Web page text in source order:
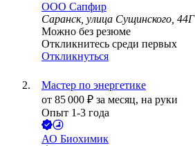
ООО Сапфир
Саранск, улица Сущинского, 44Г
Можно без резюме
Откликнитесь среди первых
Откликнуться
Мастер по энергетике
от 85 000 ₽ за месяц, на руки
Опыт 1-3 года
АО Биохимик